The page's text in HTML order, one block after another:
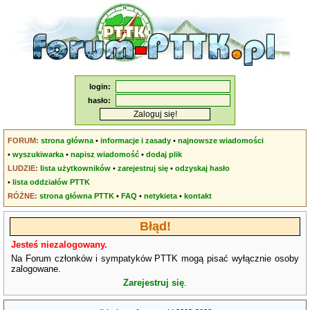
login:
hasło:
FORUM: strona główna •informacje i zasady •najnowsze wiadomości
•wyszukiwarka •napisz wiadomość •dodaj plik
LUDZIE: lista użytkowników •zarejestruj się •odzyskaj hasło
•lista oddziałów PTTK
RÓŻNE: strona główna PTTK •FAQ •netykieta •kontakt
Błąd!
Jesteś niezalogowany.
Na Forum członków i sympatyków PTTK mogą pisać wyłącznie osoby
zalogowane.
Zarejestruj się.